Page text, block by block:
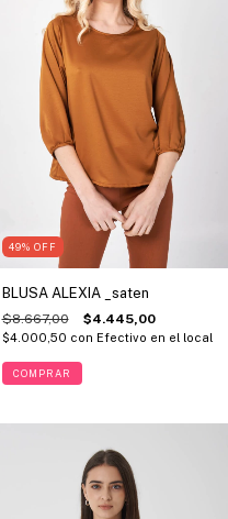
49% OFF
BLUSA ALEXIA _saten
$8.667,00 $4.445,00
$4.000,50 con Efectivo en el local
COMPRAR